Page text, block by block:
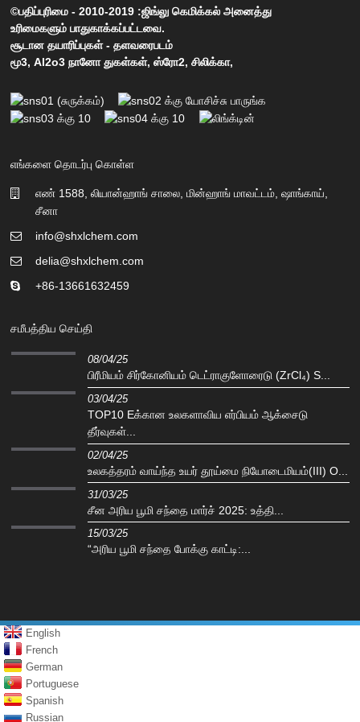
©பதிப்புரிமை - 2010-2019 :ஜிங்லு கெமிக்கல் அனைத்து
உரிமைகளும் பாதுகாக்கப்பட்டவை.
சூடான தயாரிப்புகள்-தளவரைபடம்
மூ3,Al2o3 நானோ துகள்கள்,ஸ்ரோ2,சிலிக்கா,
எங்களை தொடர்பு கொள்ள
எண் 1588, லியான்ஹாங் சாலை, மின்ஹாங் மாவட்டம், ஷாங்காய்,
சீனா
info@shxlchem.com
delia@shxlchem.com
+86-13661632459
சமீபத்திய செய்தி
08/04/25
பிரீமியம் சிர்கோனியம் டெட்ராகுளோரைடு (ZrCl₄) S...
03/04/25
TOP10 Eக்கான உலகளாவிய எர்பியம் ஆக்சைடு
தீர்வுகள்...
02/04/25
உலகத்தரம் வாய்ந்த உயர் தூய்மை நியோடைமியம்(III) O...
31/03/25
சீன அரிய பூமி சந்தை மார்ச் 2025: உத்தி...
15/03/25
“அரிய பூமி சந்தை போக்கு காட்டி:...
English
French
German
Portuguese
Spanish
Russian